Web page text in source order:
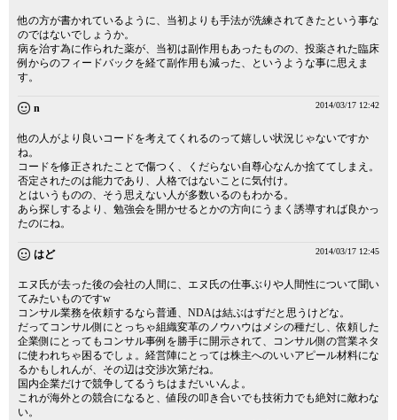
他の方が書かれているように、当初よりも手法が洗練されてきたという事な
のではないでしょうか。
病を治す為に作られた薬が、当初は副作用もあったものの、投薬された臨床
例からのフィードバックを経て副作用も減った、というような事に思えま
す。
n 2014/03/17 12:42
他の人がより良いコードを考えてくれるのって嬉しい状況じゃないですか
ね。
コードを修正されたことで傷つく、くだらない自尊心なんか捨ててしまえ。
否定されたのは能力であり、人格ではないことに気付け。
とはいうものの、そう思えない人が多数いるのもわかる。
あら探しするより、勉強会を開かせるとかの方向にうまく誘導すれば良かっ
たのにね。
はど 2014/03/17 12:45
エヌ氏が去った後の会社の人間に、エヌ氏の仕事ぶりや人間性について聞い
てみたいものですw
コンサル業務を依頼するなら普通、NDAは結ぶはずだと思うけどな。
だってコンサル側にとっちゃ組織変革のノウハウはメシの種だし、依頼した
企業側にとってもコンサル事例を勝手に開示されて、コンサル側の営業ネタ
に使われちゃ困るでしょ。経営陣にとっては株主へのいいアピール材料にな
るかもしれんが、その辺は交渉次第だね。
国内企業だけで競争してるうちはまだいいんよ。
これが海外との競合になると、値段の叩き合いでも技術力でも絶対に敵わな
い。